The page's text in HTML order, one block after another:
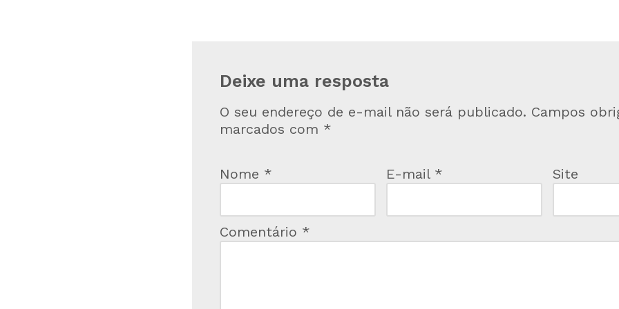
Deixe uma resposta
O seu endereço de e-mail não será publicado. Campos
marcados com *
Nome * E-mail * Site
Comentário *